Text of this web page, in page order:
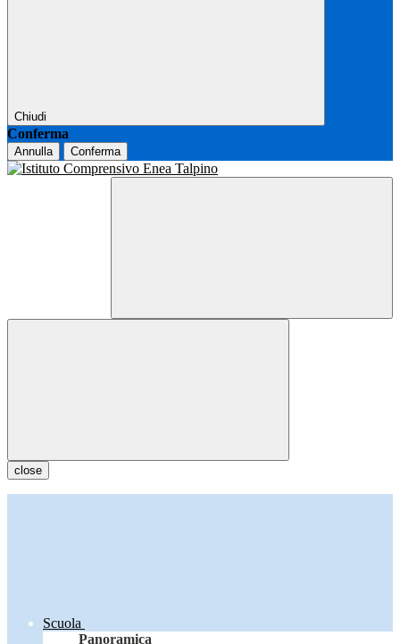
Chiudi
Conferma
Annulla Conferma
close
Scuola
Panoramica